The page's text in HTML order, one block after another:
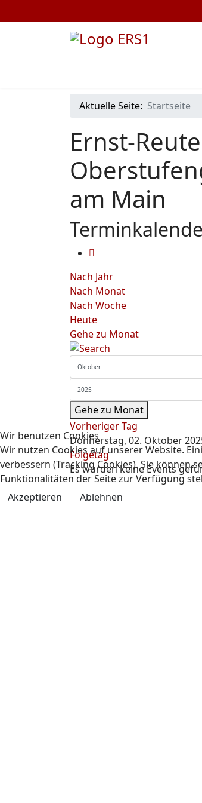
Aktuelle Seite: Startseite
Ernst-
am Main
Nach Jahr
Nach Monat
Nach Woche
Heute
Gehe zu Monat
Gehe zu Monat
Vorheriger Tag
Donnerstag, 02. Oktober
Folgetag
Es wurden keine Events
Wir benutzen Cookies
Wir nutzen Cookies auf unserer Website.
verbessern (Tracking Cookies). Sie können
Funktionalitäten der Seite zur Verfügung
Akzeptieren
Ablehnen